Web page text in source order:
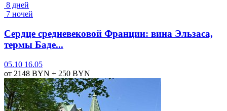
8 дней
7 ночей
Сердце средневековой Франции: вина Эльзаса,
термы Баде...
05.10 16.05
от 2148 BYN + 250 BYN